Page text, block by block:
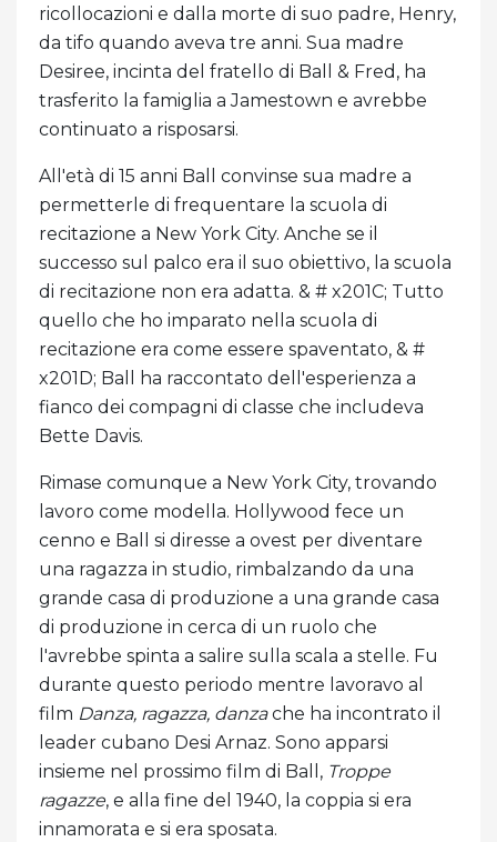
ricollocazioni e dalla morte di suo padre, Henry,
da tifo quando aveva tre anni. Sua madre
Desiree, incinta del fratello di Ball & Fred, ha
trasferito la famiglia a Jamestown e avrebbe
continuato a risposarsi.
All'età di 15 anni Ball convinse sua madre a
permetterle di frequentare la scuola di
recitazione a New York City. Anche se il
successo sul palco era il suo obiettivo, la scuola
di recitazione non era adatta. & # x201C; Tutto
quello che ho imparato nella scuola di
recitazione era come essere spaventato, & #
x201D; Ball ha raccontato dell'esperienza a
fianco dei compagni di classe che includeva
Bette Davis.
Rimase comunque a New York City, trovando
lavoro come modella. Hollywood fece un
cenno e Ball si diresse a ovest per diventare
una ragazza in studio, rimbalzando da una
grande casa di produzione a una grande casa
di produzione in cerca di un ruolo che
l'avrebbe spinta a salire sulla scala a stelle. Fu
durante questo periodo mentre lavoravo al
film Danza, ragazza, danzache ha incontrato il
leader cubano Desi Arnaz. Sono apparsi
insieme nel prossimo film di Ball, Troppe
ragazze, e alla fine del 1940, la coppia si era
innamorata e si era sposata.